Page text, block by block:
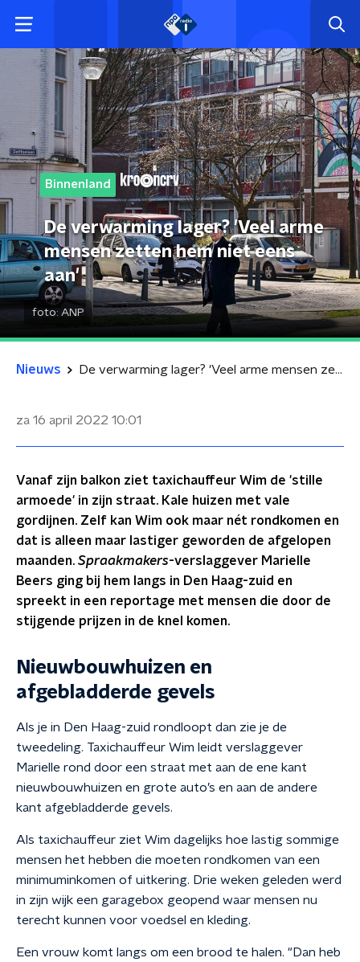
Binnenland
De verwarming lager? 'Veel arme
mensen zetten hem niet eens
aan'
foto: ANP
Nieuws De verwarming lager? 'Veel arme mensen zetten hem niet eens aan'
za 16 april 2022 10:01
Vanaf zijn balkon ziet taxichauffeur Wim de 'stille
armoede' in zijn straat. Kale huizen met vale
gordijnen. Zelf kan Wim ook maar nét rondkomen en
dat is alleen maar lastiger geworden de afgelopen
maanden. Spraakmakers-verslaggever Marielle
Beers ging bij hem langs in Den Haag-zuid en
spreekt in een reportage met mensen die door de
stijgende prijzen in de knel komen.
Nieuwbouwhuizen en
afgebladderde gevels
Als je in Den Haag-zuid rondloopt dan zie je de
tweedeling. Taxichauffeur Wim leidt verslaggever
Marielle rond door een straat met aan de ene kant
nieuwbouwhuizen en grote auto’s en aan de andere
kant afgebladderde gevels.
Als taxichauffeur ziet Wim dagelijks hoe lastig sommige
mensen het hebben die moeten rondkomen van een
minimuminkomen of uitkering. Drie weken geleden werd
in zijn wijk een garagebox geopend waar mensen nu
terecht kunnen voor voedsel en kleding.
Een vrouw komt langs om een brood te halen. "Dan heb